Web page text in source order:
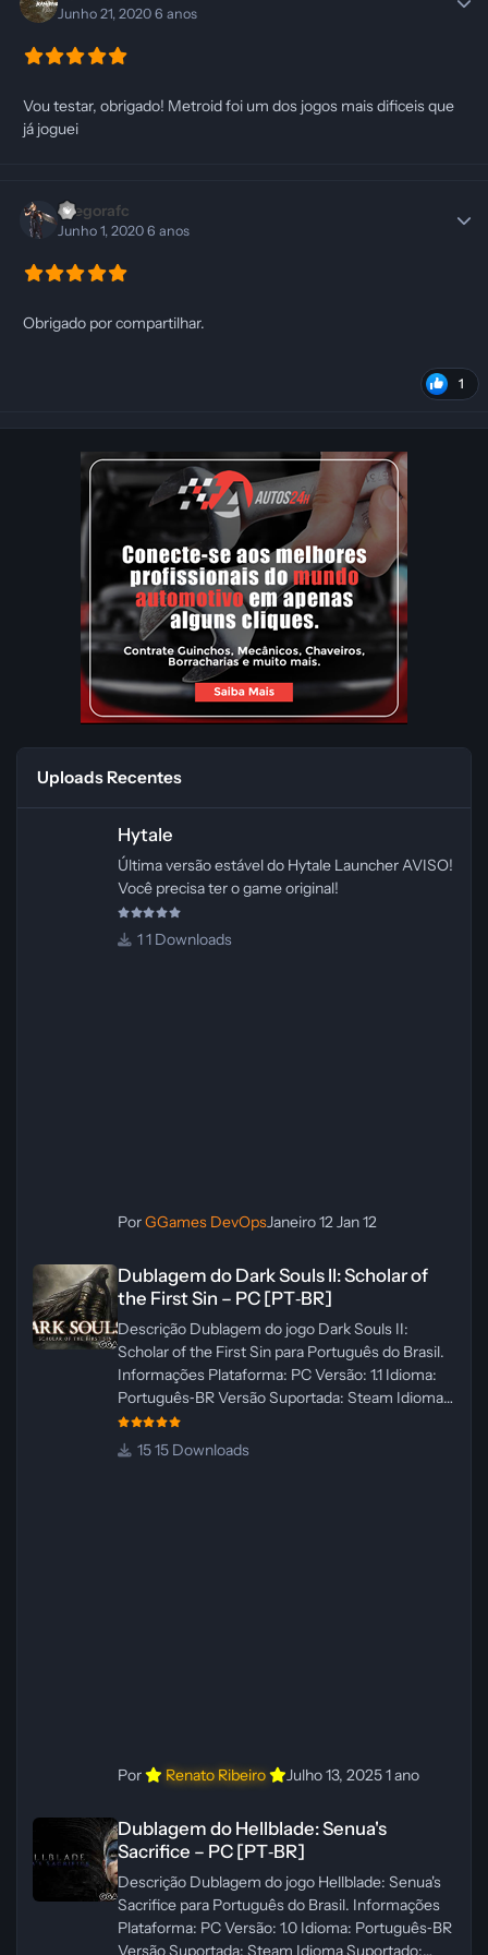
Junho 21, 20206 anos
Vou testar, obrigado! Metroid foi um dos jogos mais dificeis que
já joguei
Diegorafc
Junho 1, 20206 anos
Obrigado por compartilhar.
1
Uploads Recentes
Hytale
Última versão estável do Hytale Launcher AVISO!
Você precisa ter o game original!
1 Downloads
PorGGames DevOpsJaneiro 12Jan 12
Dublagem do Dark Souls II: Scholar of
the First Sin – PC [PT‑BR]
Descrição Dublagem do jogo Dark Souls II:
Scholar of the First Sin para Português do Brasil.
Informações Plataforma: PC Versão: 1.1 Idioma:
Português‑BR Versão Suportada: Steam Idioma
Suportado: Inglês Lançamento: 23/04/2025
Atualização: 24/04/2025 Tamanho: 469 MB
15 Downloads
Por Renato Ribeiro Julho 13, 20251 ano
Dublagem do Hellblade: Senua's
Sacrifice – PC [PT‑BR]
Descrição Dublagem do jogo Hellblade: Senua's
Sacrifice para Português do Brasil. Informações
Plataforma: PC Versão: 1.0 Idioma: Português‑BR
Versão Suportada: Steam Idioma Suportado: